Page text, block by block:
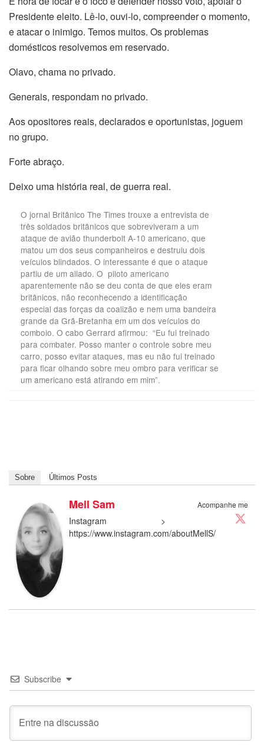
Presidente eleito. Lê-lo, ouvi-lo, compreender o momento,
e atacar o inimigo. Temos muitos. Os problemas
domésticos resolvemos em reservado.
Olavo, chama no privado.
Generais, respondam no privado.
Aos opositores reais, declarados e oportunistas, joguem
no grupo.
Forte abraço.
Deixo uma história real, de guerra real.
O jornal Britânico The Times trouxe a entrevista de
três soldados britânicos que sobreviveram a um
ataque de avião thunderbolt A-10 americano, que
matou um dos seus companheiros e destruiu dois
veículos blindados. O interessante é que o ataque
partiu de um aliado. O piloto americano
aparentemente não se deu conta de que eles eram
britânicos, não reconhecendo a identificação
especial das forças da coalizão e nem uma bandeira
grande da Grã-Bretanha em um dos veículos do
comboio. O cabo Gerrard afirmou: “Eu fui treinado
para combater. Posso manter o controle sobre meu
carro, posso evitar ataques, mas eu não fui treinado
para ficar olhando sobre meu ombro para verificar se
um americano está atirando em mim”.
Sobre Últimos Posts
Acompanhe me
Mell Sam
Instagram >
https://www.instagram.com/aboutMellS/
Subscribe